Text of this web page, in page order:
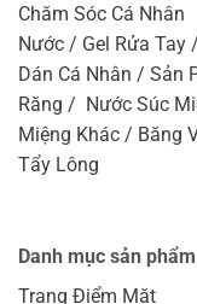
Chăm Sóc Cá Nhân
Nước / Gel Rửa
Dán Cá Nhân / Sản
Răng / Nước Súc
Miệng Khác / Băng
Tẩy Lông
Danh mục sản phẩm
Trang Điểm Mặt